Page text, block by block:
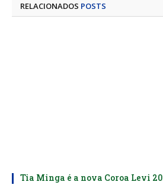
RELACIONADOS POSTS
Tia Minga é a nova Coroa Levi